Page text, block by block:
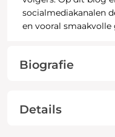
socialmediakanalen
en vooral smaakvolle
Biografie
Details